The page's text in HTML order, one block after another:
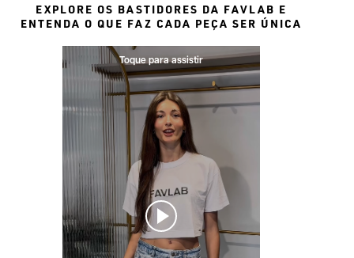
EXPLORE OS BASTIDORES DA FAVLAB E
ENTENDA O QUE FAZ CADA PEÇA SER ÚNICA